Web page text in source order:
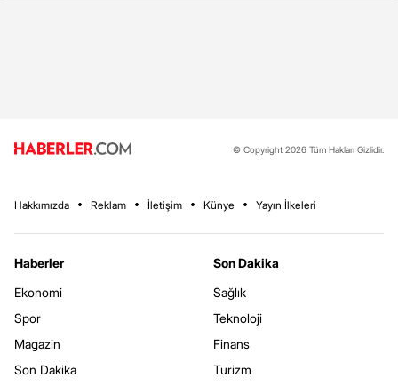
© Copyright 2026 Tüm Hakları Gizlidir.
Hakkımızda Reklam İletişim Künye Yayın İlkeleri
Haberler
Ekonomi
Spor
Magazin
Son Dakika
Son Dakika
Sağlık
Teknoloji
Finans
Turizm